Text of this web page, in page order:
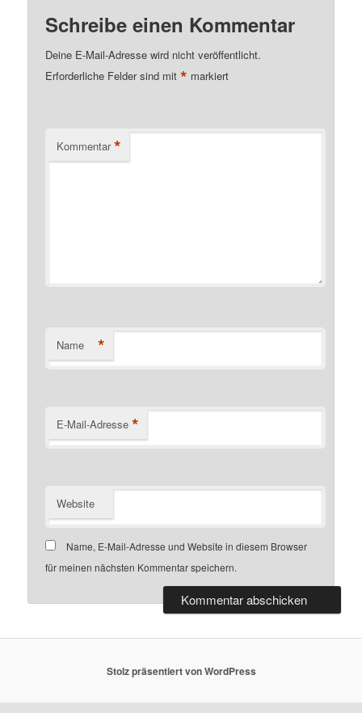
Schreibe einen Kommentar
Deine E-Mail-Adresse wird nicht veröffentlicht.
Erforderliche Felder sind mit* markiert
Kommentar *
Name *
E-Mail-Adresse *
Website
Name, E-Mail-Adresse und Website in diesem Browser
für meinen nächsten Kommentar speichern.
Stolz präsentiert von WordPress